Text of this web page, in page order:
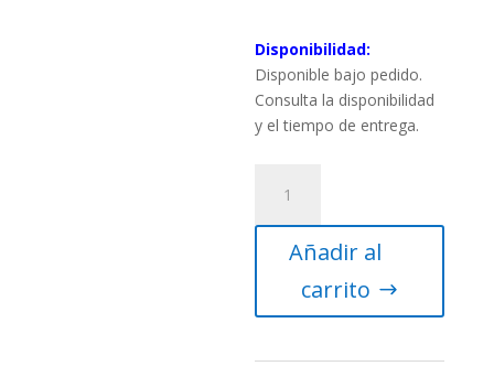
Disponibilidad:
Disponible bajo pedido.
Consulta la disponibilidad
y el tiempo de entrega.
aluminio
2/NEQ3-
Añadir al
carrito